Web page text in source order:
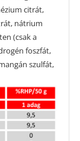
citrát,
nátrium
(csak a
foszfát,
szulfát,